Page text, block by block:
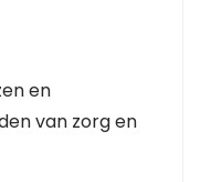
en
van zorg en